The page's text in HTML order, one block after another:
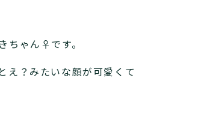
ちゃん♀です。
え？みたいな顔が可愛くて